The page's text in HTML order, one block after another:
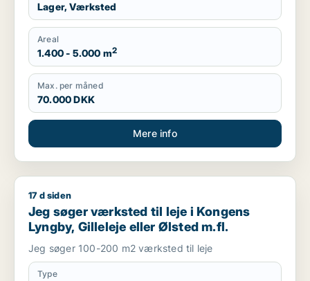
Lager, Værksted
Areal
1.400 - 5.000 m2
Max. per måned
70.000 DKK
Mere info
Jeg søger værksted til leje i Kongens Lyngby, Gilleleje eller
17 d siden
Jeg søger værksted til leje i Kongens
Lyngby, Gilleleje eller Ølsted m.fl.
Jeg søger 100-200 m2 værksted til leje
Type